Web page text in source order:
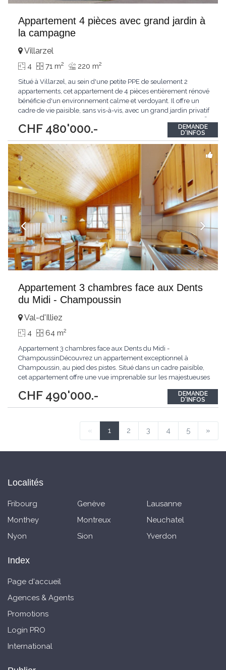
Appartement 4 pièces avec grand jardin à
la campagne
CHF 480'000.-
Villarzel
4 71 m2 220 m2
Situé à Villarzel, au sein d'une petite PPE de seulement 2
appartements, cet appartement de 4 pièces entièrement rénové
bénéficie d'un environnement calme et verdoyant. Il offre un
cadre de vie paisible, sans vis-à-vis, avec un grand jardin privatif
il se compose de 3 chambres à coucher et allie confort moderne
et qualité...
DEMANDE
D'INFOS
Appartement 3 chambres face aux Dents
du Midi - Champoussin
CHF 490'000.-
Val-d'Illiez
4 64 m2
Appartement 3 chambres face aux Dents du Midi -
ChampoussinDécouvrez un appartement exceptionnel à
Champoussin, au pied des pistes. Situé dans un cadre paisible,
cet appartement offre une vue imprenable sur les majestueuses
baigné de lumière tout au long de la journée.Ce bien se
distingue par l'utilisation de matériaux de qualité...
DEMANDE
D'INFOS
« 1 2 3 4 5 »
Localités
Fribourg Genève
Lausanne
Monthey
Montreux
Neuchatel
Nyon
Sion Yverdon
Index
Page d'accueil
Agences & Agents
Promotions
Login PRO
International